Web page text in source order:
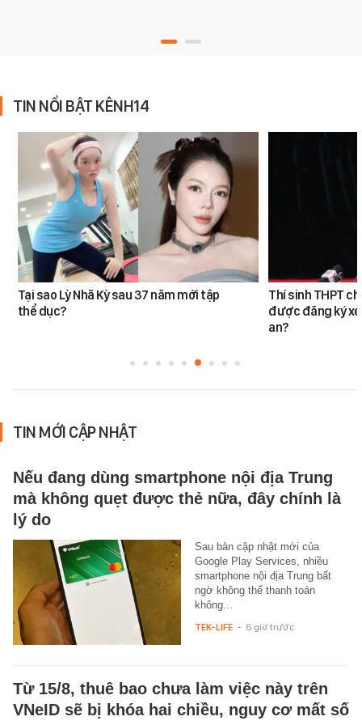
TIN NỔI BẬT KÊNH14
Tại sao Lỳ Nhã Kỳ sau 37 năm mới tập
thể dục?
Thí sinh THPT
được đăng ký
an?
TIN MỚI CẬP NHẬT
Nếu đang dùng smartphone nội địa Trung
mà không quẹt được thẻ nữa, đây chính là
lý do
Sau bản cập nhật mới của
Google Play Services, nhiều
smartphone nội địa Trung bất
ngờ không thể thanh toán
không…
TEK-LIFE - 6 giờ trước
Từ 15/8, thuê bao chưa làm việc này trên
VNeID sẽ bị khóa hai chiều, nguy cơ mất số